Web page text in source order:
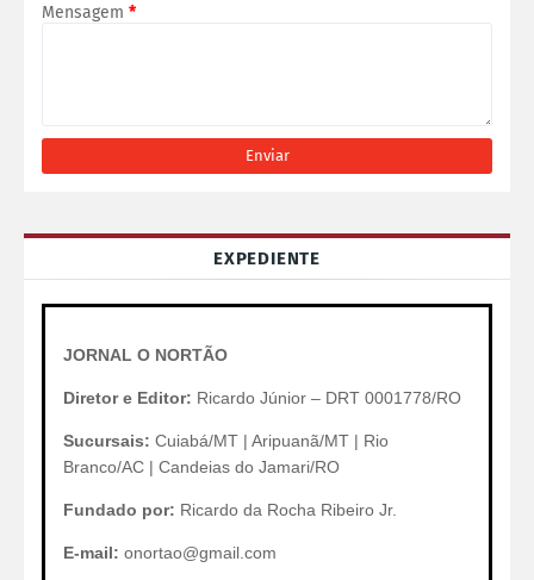
Mensagem *
EXPEDIENTE
JORNAL O NORTÃO
Diretor e Editor: Ricardo Júnior – DRT 0001778/RO
Sucursais: Cuiabá/MT | Aripuanã/MT | Rio
Branco/AC | Candeias do Jamari/RO
Fundado por: Ricardo da Rocha Ribeiro Jr.
E-mail: onortao@gmail.com